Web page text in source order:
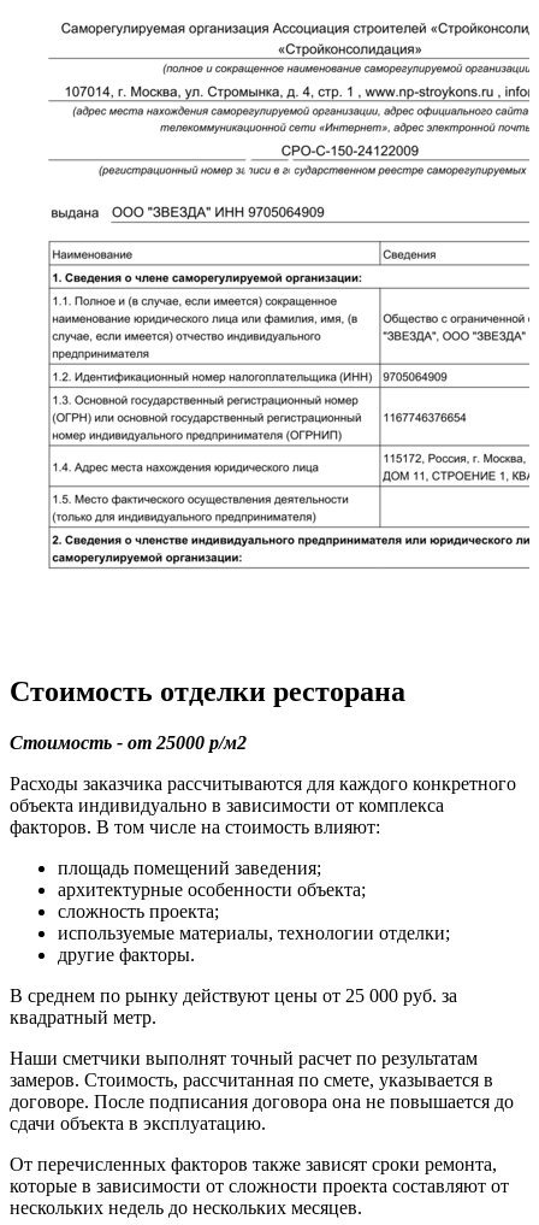
Стоимость отделки ресторана
Стоимость - от 25000 р/м2
Расходы заказчика рассчитываются для каждого конкретного
объекта индивидуально в зависимости от комплекса
факторов. В том числе на стоимость влияют:
площадь помещений заведения;
архитектурные особенности объекта;
сложность проекта;
используемые материалы, технологии отделки;
другие факторы.
В среднем по рынку действуют цены от 25 000 руб. за
квадратный метр.
Наши сметчики выполнят точный расчет по результатам
замеров. Стоимость, рассчитанная по смете, указывается в
договоре. После подписания договора она не повышается до
сдачи объекта в эксплуатацию.
От перечисленных факторов также зависят сроки ремонта,
которые в зависимости от сложности проекта составляют от
нескольких недель до нескольких месяцев.